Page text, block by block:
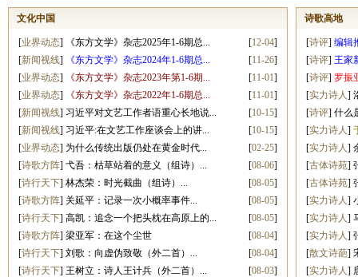
量，中低价位，每部书辞条均收入中国标准版
本书目（CIP)，出版后可上网查询，良好合作
出版社二十余家，代理作者遍及海内外十余个
国家；本中心中国影视剧本交流中心对有市场
潜力的个人原创剧本、小说，专业团队改编，
由广州中凯、亚洲影视、长城影视、东方影
视、齐鲁影视等合作单位筹划拍摄；同时强档
推出国内外60余位名家书画作品，欢迎垂询。
文化中国
[12-04]
[业界动态]
《东方文学》杂志2025年1-6期总...
[11-26]
[新闻视线]
《东方文学》杂志2024年1-6期总...
[11-01]
[业界动态]
《东方文学》杂志2023年第1-6期...
[11-01]
[业界动态]
《东方文学》杂志2022年1-6期总...
[10-15]
[新闻视线] 习近平对文艺工作者语重心长地说...
[10-15]
[新闻视线] 习近平:在文艺工作座谈会上的讲...
[02-25]
[业界动态] 为什么传统出版仍处在黄金时代...
[08-06]
[诗歌方阵] 弋吾：枯草站着的意义（组诗）...
[08-05]
[诗行天下] 林杰荣：时光截曲（组诗）...
[08-05]
[诗歌方阵] 关延平：记录一次小概率事件...
[08-05]
[诗行天下] 高凯：追念一个把头枕在高原上的...
[08-04]
[诗歌方阵] 梁亚军：在这个尘世
[08-04]
[诗行天下] 刘歌：向虚伪致敬（外二首）...
[08-03]
[诗行天下] 王树立：诗人王计兵（外二首）...
诗歌高地
[诗评] 编辑
[诗评] 王家
[诗评] 罗振
[实力诗人]
[诗评] 什么
[实力诗人]
[实力诗人]
[古体诗苑]
[古体诗苑]
[实力诗人]
[实力诗人]
[实力诗人]
[散文诗葩]
[实力诗人]